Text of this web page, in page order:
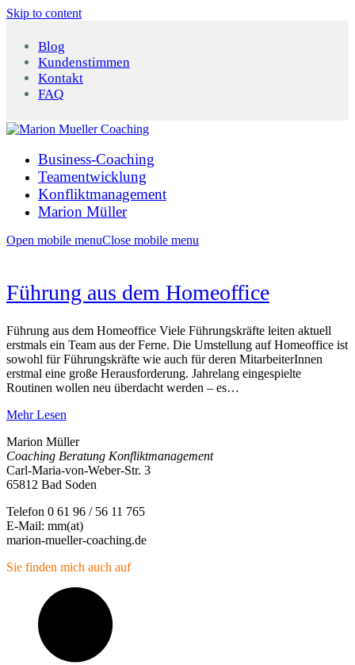
Skip to content
Blog
Kundenstimmen
Kontakt
FAQ
Business-Coaching
Teamentwicklung
Konfliktmanagement
Marion Müller
Open mobile menuClose mobile menu
Führung aus dem Homeoffice
Führung aus dem Homeoffice Viele Führungskräfte leiten aktuell
erstmals ein Team aus der Ferne. Die Umstellung auf Homeoffice ist
sowohl für Führungskräfte wie auch für deren MitarbeiterInnen
erstmal eine große Herausforderung. Jahrelang eingespielte
Routinen wollen neu überdacht werden – es…
Mehr Lesen
Marion Müller
Coaching Beratung Konfliktmanagement
Carl-Maria-von-Weber-Str. 3
65812 Bad Soden
Telefon 0 61 96 / 56 11 765
E-Mail: mm(at)
marion-mueller-coaching.de
Sie finden mich auch auf